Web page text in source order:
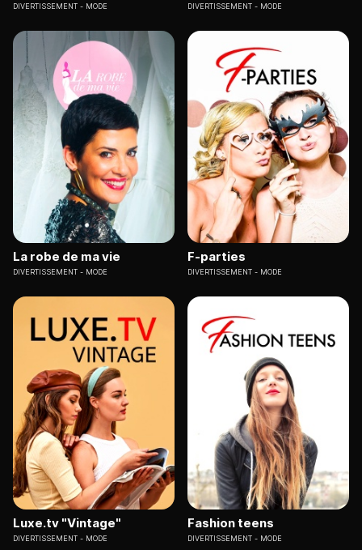
DIVERTISSEMENT MODE DIVERTISSEMENT MODE
La robe de ma vie
DIVERTISSEMENT MODE
F-parties
DIVERTISSEMENT MODE
Luxe.tv "Vintage"
DIVERTISSEMENT MODE
Fashion teens
DIVERTISSEMENT MODE